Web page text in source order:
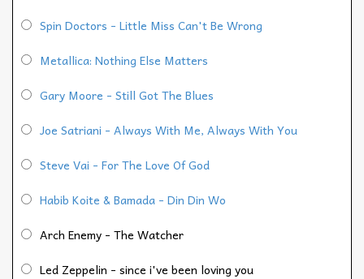
Spin Doctors - Little Miss Can't Be Wrong
Metallica: Nothing Else Matters
Gary Moore - Still Got The Blues
Joe Satriani - Always With Me, Always With You
Steve Vai - For The Love Of God
Habib Koite & Bamada - Din Din Wo
Arch Enemy - The Watcher
Led Zeppelin - since i've been loving you